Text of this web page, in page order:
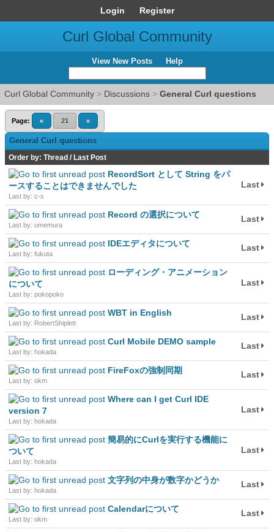
Login Register
Curl Global Community
View New Posts Help
Curl Global Community > Discussions > General Curl questions
Page: « 21 »
General Curl questions
Order by: Thread / Last Post
RecordSort として String をパ
ースすることはできませんでした
Last by: c-s
Last
Record の選択について
Last by: umemura
Last
IDEエディタについて
Last by: fukuta
Last
ローディング・アニメーション
について
Last by: pokopoko
Last
WBT in English
Last by: RobertShiplett
Last
Curl Mobile DEMO sample
Last by: hokada
Last
FireFoxの強制同期
Last by: okm
Last
Where can I get Curl IDE
version 7
Last by: hokada
Last
簡易的にCurlを実行する機能に
ついて
Last by: hokada
Last
文字列の中身が数字かどうか
Last by: hokada
Last
Calendarについて
Last by: okm
Last